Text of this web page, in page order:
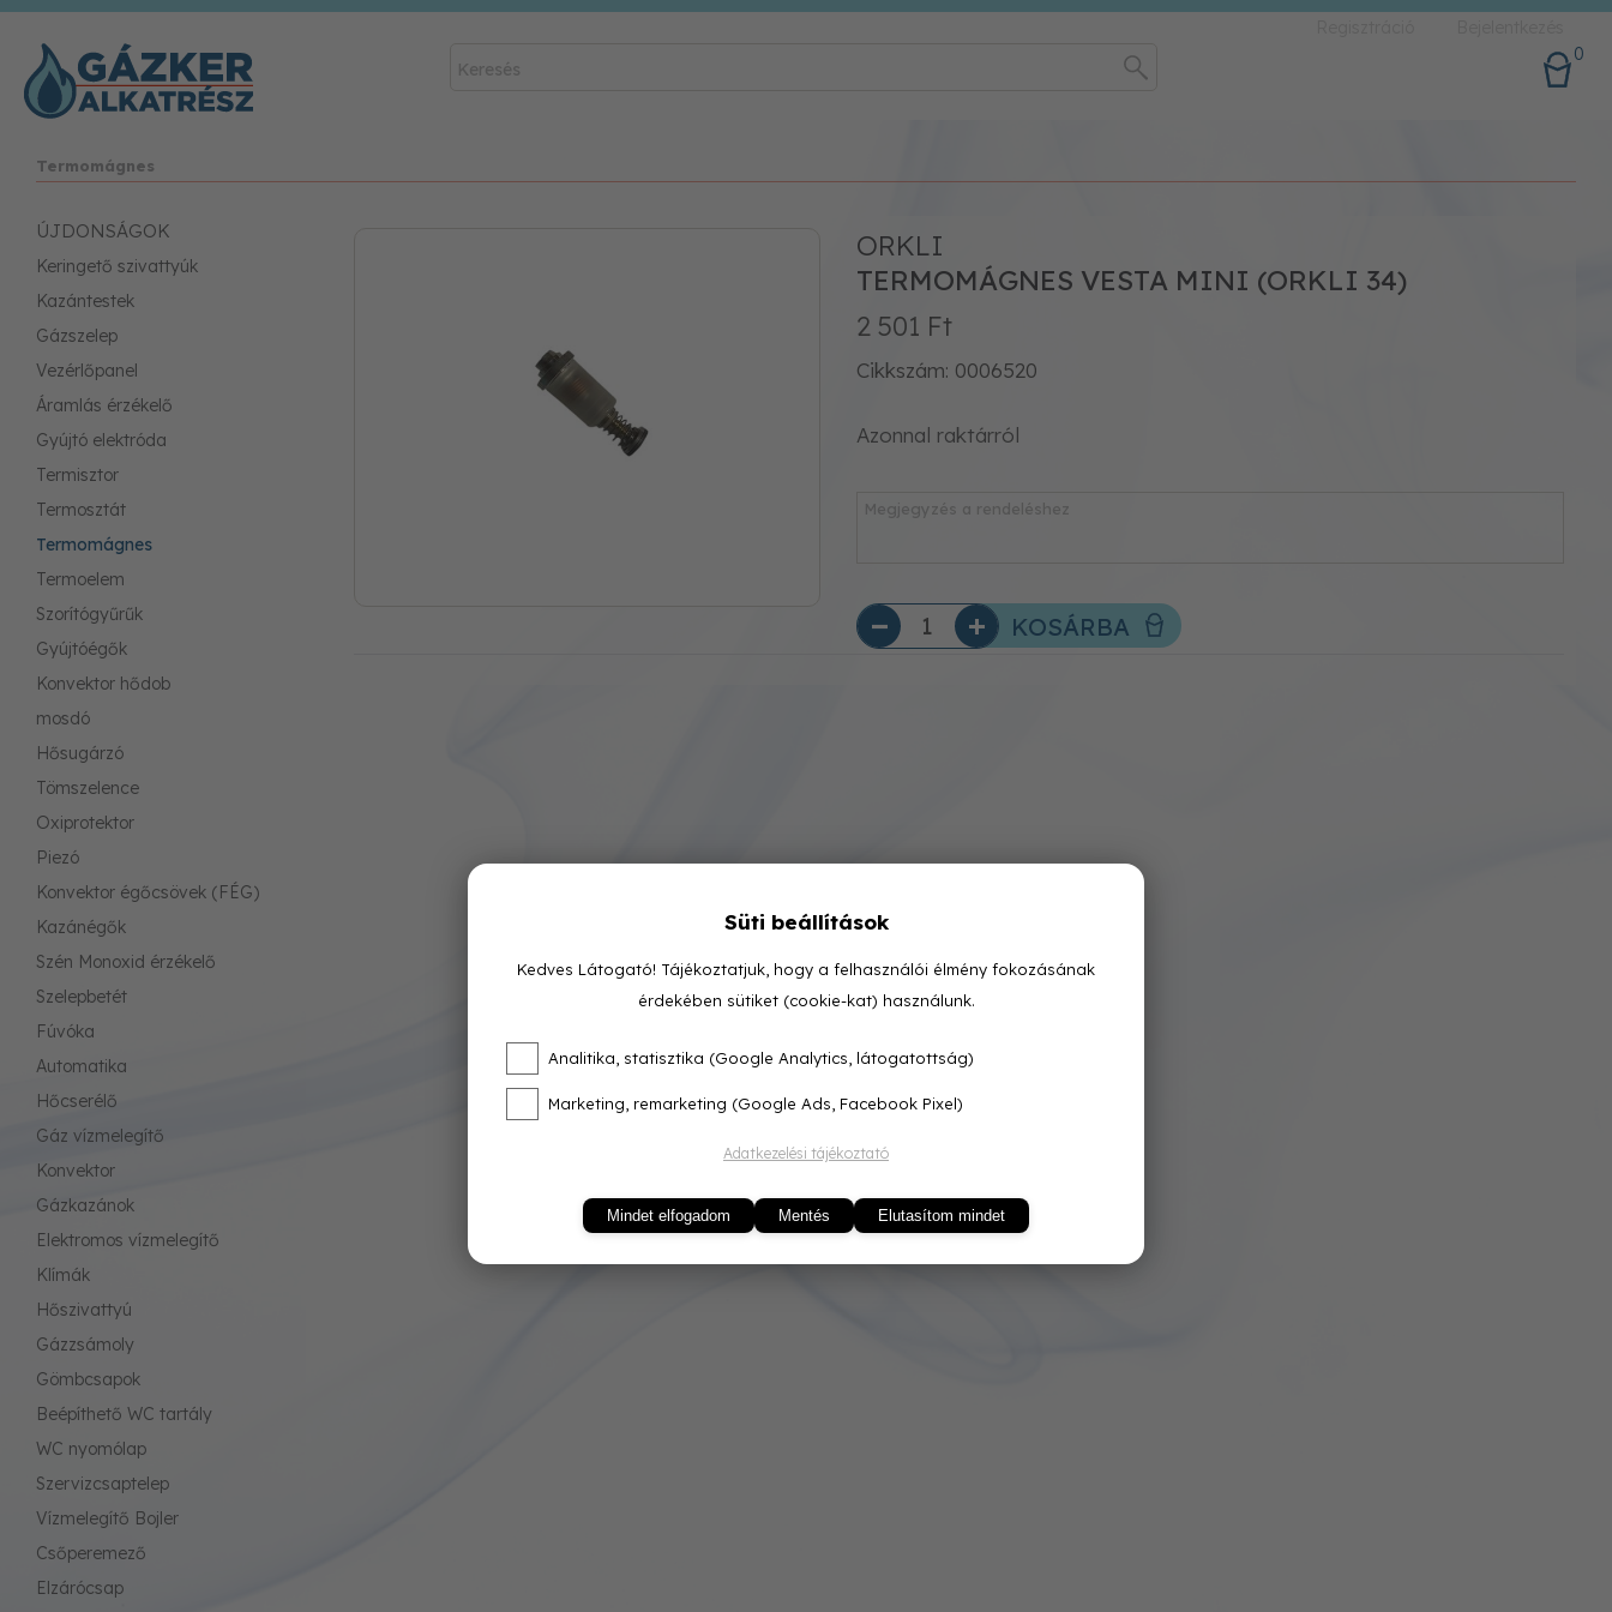
0
Termomágnes
ORKLI
TERMOMÁGNES VESTA MINI (ORKLI 34)
2 501 Ft
Cikkszám: 0006520
Azonnal raktárról
KOSÁRBA
ÚJDONSÁGOK
Keringető szivattyúk
Kazántestek
Gázszelep
Vezérlőpanel
Áramlás érzékelő
Gyújtó elektróda
Termisztor
Termosztát
Termomágnes
Termoelem
Szorítógyűrűk
Gyújtóégők
Konvektor hődob
mosdó
Hősugárzó
Tömszelence
Oxiprotektor
Piezó
Konvektor égőcsövek (FÉG)
Kazánégők
Szén Monoxid érzékelő
Szelepbetét
Fúvóka
Automatika
Hőcserélő
Gáz vízmelegítő
Konvektor
Gázkazánok
Elektromos vízmelegítő
Klímák
Hőszivattyú
Gázzsámoly
Gömbcsapok
Beépíthető WC tartály
WC nyomólap
Szervizcsaptelep
Vízmelegítő Bojler
Csőperemező
Elzárócsap
Süti beállítások
Kedves Látogató! Tájékoztatjuk, hogy a felhasználói élmény fokozásának
érdekében sütiket (cookie-kat) használunk.
Analitika, statisztika (Google Analytics, látogatottság)
Marketing, remarketing (Google Ads, Facebook Pixel)
Adatkezelési tájékoztató
Mindet elfogadom Mentés Elutasítom mindet